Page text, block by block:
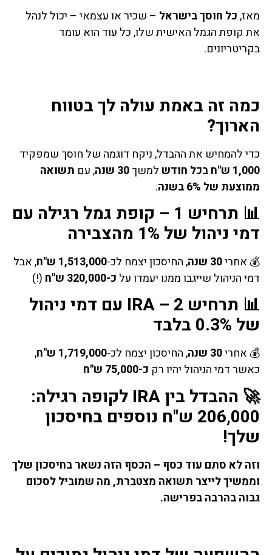
מאז,כל חוסך בישראל – שכיר או עצמאי – יכול לנהל
את קופת הגמל האישית שלו, כל עוד הוא עומד
בקריטריונים.
כמה זה באמת עולה לך בטווח
הארוך?
כדי להמחיש את ההבדל, ניקח דוגמה של חוסך שמפקיד
1,000 ש"ח בכל חודש
למשך30 שנה , עם תשואה
ממוצעת של 6% בשנה
.
📊 תרחיש 1 – קופת גמל רגילה עם
דמי ניהול של 1% מהצבירה
💰 אחרי30 שנה , החיסכון יצמח לכ-1,513,000 ש"ח
, אבל
דמי הניהול שייגבו ממנו יעמדו על כ-320,000 ש"ח (!)
📊 תרחיש 2 – IRA עם דמי ניהול
של 0.3% בלבד
💰 אחרי30 שנה , החיסכון יצמח לכ-1,719,000 ש"ח
,
כאשר דמי הניהול יהיו רק כ-75,000 ש"ח
🚀 ההבדל בין IRA לקופה רגילה:
206,000 ש"ח נוספים בחיסכון
שלך!
וזה לא סתם עוד כסף – הכסף הזה נשאר בחיסכון שלך
וממשיך לייצר תשואה מצטברת, מה שמוביל לסכום
גבוה בהרבה בפרישה.